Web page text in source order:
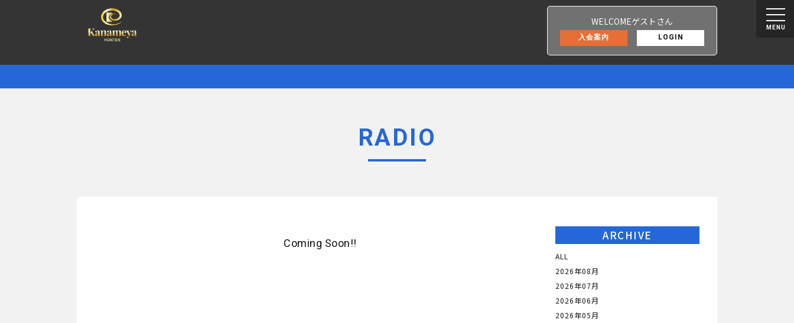
WELCOMEゲストさん
入会案内 LOGIN
MENU
RADIO
Coming Soon!!
ARCHIVE
ALL
2026年08月
2026年07月
2026年06月
2026年05月